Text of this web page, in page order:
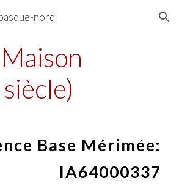
Skip to navigation
nord
Maison
Base Mérimée:
IA64000337